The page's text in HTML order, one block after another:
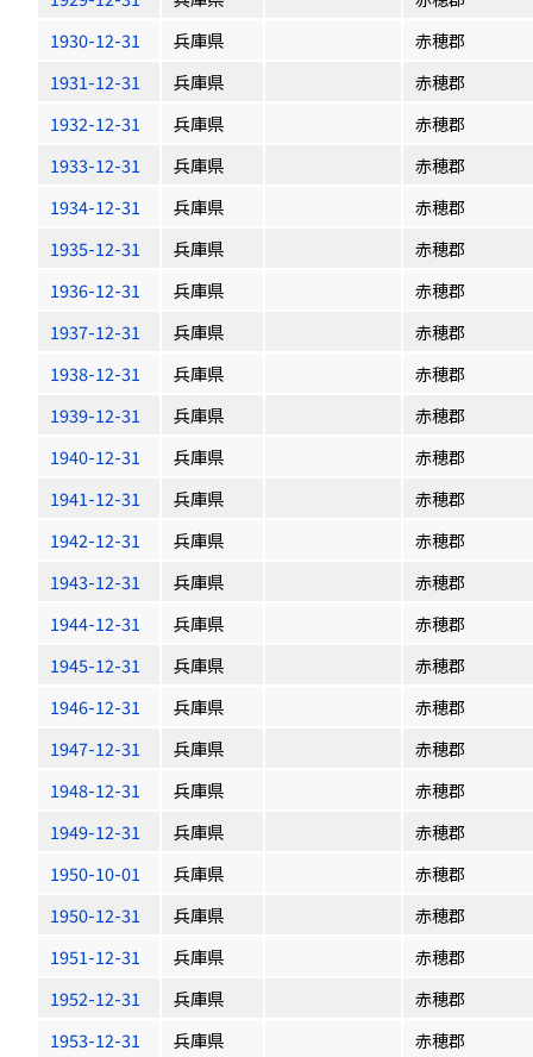
1930-12-31
兵庫県
赤穂郡
1931-12-31
兵庫県
赤穂郡
1932-12-31
兵庫県
赤穂郡
1933-12-31
兵庫県
赤穂郡
1934-12-31
兵庫県
赤穂郡
1935-12-31
兵庫県
赤穂郡
1936-12-31
兵庫県
赤穂郡
1937-12-31
兵庫県
赤穂郡
1938-12-31
兵庫県
赤穂郡
1939-12-31
兵庫県
赤穂郡
1940-12-31
兵庫県
赤穂郡
1941-12-31
兵庫県
赤穂郡
1942-12-31
兵庫県
赤穂郡
1943-12-31
兵庫県
赤穂郡
1944-12-31
兵庫県
赤穂郡
1945-12-31
兵庫県
赤穂郡
1946-12-31
兵庫県
赤穂郡
1947-12-31
兵庫県
赤穂郡
1948-12-31
兵庫県
赤穂郡
1949-12-31
兵庫県
赤穂郡
1950-10-01
兵庫県
赤穂郡
1950-12-31
兵庫県
赤穂郡
1951-12-31
兵庫県
赤穂郡
1952-12-31
兵庫県
赤穂郡
1953-12-31
兵庫県
赤穂郡